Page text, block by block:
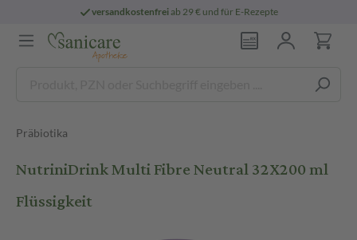
versandkostenfreiab 29 € und für E-Rezepte
Präbiotika
NutriniDrink Multi Fibre Neutral 32X200 ml
Flüssigkeit